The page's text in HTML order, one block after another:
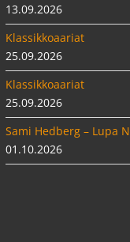
13.09.2026
Klassikkoaariat
25.09.2026
Klassikkoaariat
25.09.2026
Sami Hedberg – Lupa
01.10.2026